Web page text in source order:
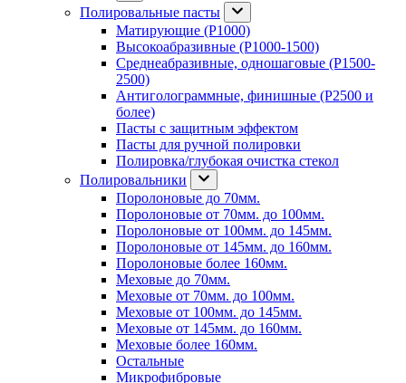
Полировальные пасты
Матирующие (P1000)
Высокоабразивные (P1000-1500)
Среднеабразивные, одношаговые (P1500-
2500)
Антиголограммные, финишные (P2500 и
более)
Пасты с защитным эффектом
Пасты для ручной полировки
Полировка/глубокая очистка стекол
Полировальники
Поролоновые до 70мм.
Поролоновые от 70мм. до 100мм.
Поролоновые от 100мм. до 145мм.
Поролоновые от 145мм. до 160мм.
Поролоновые более 160мм.
Меховые до 70мм.
Меховые от 70мм. до 100мм.
Меховые от 100мм. до 145мм.
Меховые от 145мм. до 160мм.
Меховые более 160мм.
Остальные
Микрофибровые